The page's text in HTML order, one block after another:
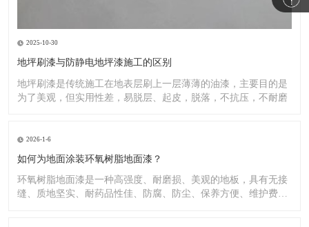
2025-10-30
地坪刷漆与防静电地坪漆施工的区别
地坪刷漆是传统施工在地表层刷上一层薄薄的油漆，主要目的是
为了美观，但实用性差，易脱层、起皮，脱落，不抗压，不耐磨
2026-1-6
如何为地面涂装环氧树脂地面漆？
环氧树脂地面漆是一种高强度、耐磨损、美观的地板，具有无接
缝、质地坚实、耐药品性佳、防腐、防尘、保养方便、维护费用